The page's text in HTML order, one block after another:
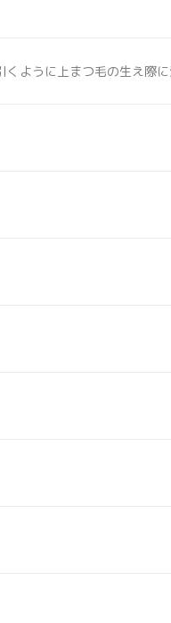
ように上まつ毛の生え際に